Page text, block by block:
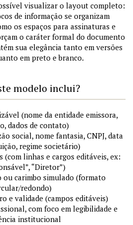
visualizar o layout completo:
de informação se organizam
os espaços para assinaturas e
o caráter formal do documento
sua elegância tanto em versões
em preto e branco.
modelo inclui?
(nome da entidade emissora,
dados de contato)
social, nome fantasia, CNPJ, data
regime societário)
(com linhas e cargos editáveis, ex:
“Diretor”)
ou carimbo simulado (formato
redondo)
e validade (campos editáveis)
com foco em legibilidade e
institucional